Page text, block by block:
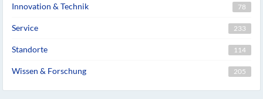
Innovation & Technik 78
Service 233
Standorte 114
Wissen & Forschung 205